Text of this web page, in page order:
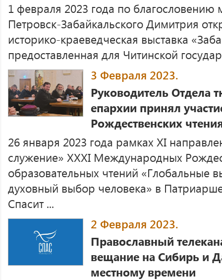
1 февраля 2023 года по благословению
Петровск-Забайкальского Димитрия
историко-краеведческая выставка
предоставленная для Читинской
3 Февраля 2023.
Руководитель Отдела
епархии принял
Рождественских
26 января 2023 года рамках XI
служение» XXXI Международных
образовательных чтений «Глобальные
духовный выбор человека» в
Спасит ...
2 Февраля 2023.
Православный
вещание на Сибирь и
местному времени